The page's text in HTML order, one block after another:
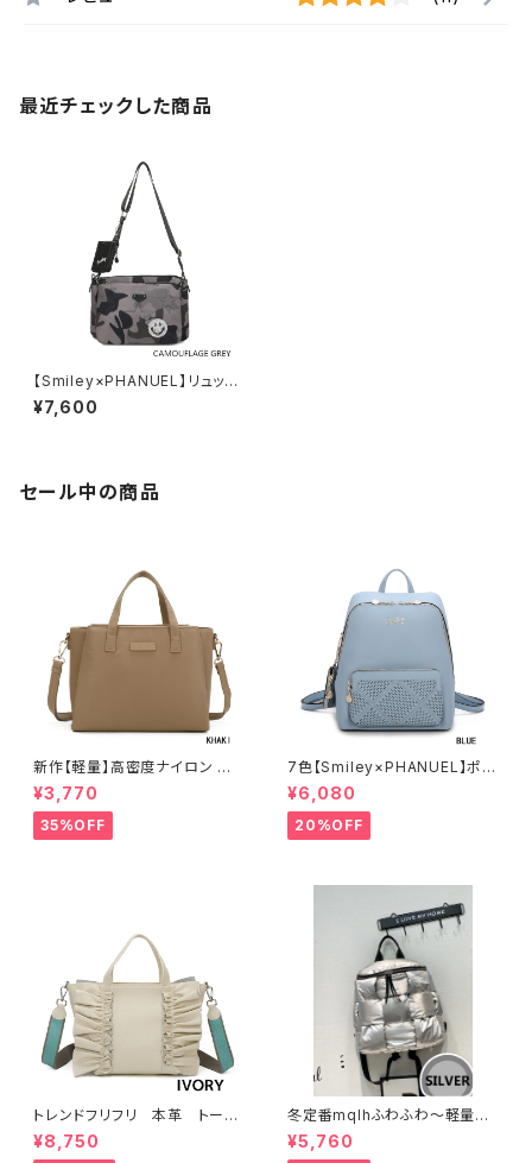
最近チェックした商品
【Smiley×PHANUEL】リュック
サック カジュアル おしゃれ 通学
旅行
¥7,600
セール中の商品
新作【軽量】高密度ナイロン 撥
水加工 三層式 トート 肩がけ シ
ョルダー 2WAY 出勤 A6206-2
¥3,770
35%OFF
7色【Smiley×PHANUEL】ポー
チ付 リュックサック リュックレデ
ィース カジュアル おしゃれ 通学
旅行 A8937-1
¥6,080
20%OFF
トレンドフリフリ 本革 トート
バッグ キャンバスショルダー
コラボー
¥8,750
冬定番mqlhふわふわ～軽量＆
撥水ナイロン ダウンバッグ 2wa
y リュック 60319-082
¥5,760